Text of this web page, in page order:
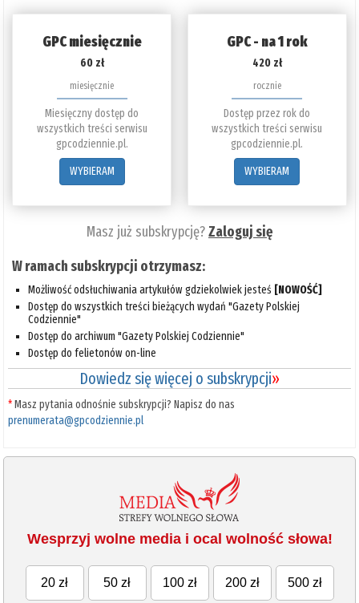
GPC miesięcznie
60 zł
miesięcznie
Miesięczny dostęp do
wszystkich treści serwisu
gpcodziennie.pl.
WYBIERAM
GPC - na 1 rok
420 zł
rocznie
Dostęp przez rok do
wszystkich treści serwisu
gpcodziennie.pl.
WYBIERAM
Masz już subskrypcję?Zaloguj się
W ramach subskrypcji otrzymasz:
Możliwość odsłuchiwania artykułów gdziekolwiek jesteś [NOWOŚĆ]
Dostęp do wszystkich treści bieżących wydań "Gazety Polskiej
Codziennie"
Dostęp do archiwum "Gazety Polskiej Codziennie"
Dostęp do felietonów on-line
Dowiedz się więcej o subskrypcji»
*Masz pytania odnośnie subskrypcji? Napisz do nas
prenumerata@gpcodziennie.pl
Wesprzyj wolne media i ocal wolność słowa!
20 zł 50 zł 100 zł 200 zł 500 zł